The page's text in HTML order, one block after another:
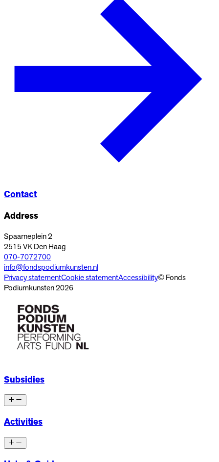
Contact
Address
Spaarneplein 2
2515 VKDen Haag
070-7072700
info@fondspodiumkunsten.nl
Privacy statementCookie statementAccessibility© Fonds
Podiumkunsten 2026
Subsidies
Activities